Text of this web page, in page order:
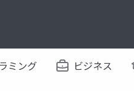
ミング ビジネス